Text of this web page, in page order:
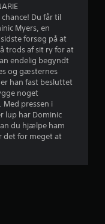
d
a
f
f
e
m
Du får til
Myers, en
forsøg på at
trods af sit ry for at
endelig begyndt
og gæsternes
han fast besluttet
noget
pressen i
lup har Dominic
du hjælpe ham
det for meget at